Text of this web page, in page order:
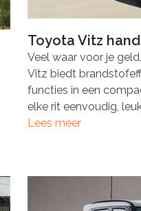
Toyota Vitz
Veel waar voor je
Vitz biedt
functies in een
elke rit eenvoudig,
Lees meer